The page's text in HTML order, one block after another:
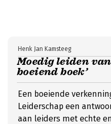
Moedig leiden
boeiend boek’
Henk Jan Kamsteeg
Een boeiende
Leiderschap een
aan leiders met echte